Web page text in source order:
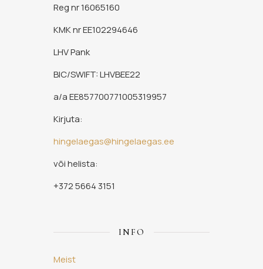
Reg nr 16065160
KMK nr EE102294646
LHV Pank
BIC/SWIFT: LHVBEE22
a/a EE857700771005319957
Kirjuta:
hingelaegas@hingelaegas.ee
või helista:
+372 5664 3151
INFO
Meist